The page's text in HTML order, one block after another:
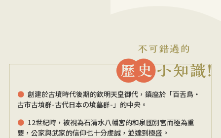
創建於古墳時代後期的欽明天皇御代，鎮座於「百舌鳥・
古市古墳群-古代日本の墳墓群-」的中央。
12世紀時，被視為石清水八幡宮的和泉國別宮而極為重
要，公家與武家的信仰也十分虔誠，並達到極盛。